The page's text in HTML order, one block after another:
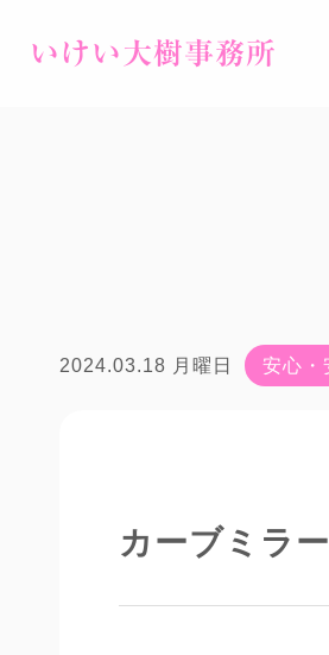
いけい大樹事務所
2024.03.18 月曜日 安心・
カーブミラ